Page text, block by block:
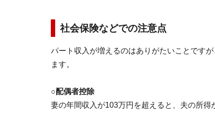
社会保険などでの注意点
パート収入が増えるのはありがたいことです
ます。
○配偶者控除
妻の年間収入が103万円を超えると、夫の所